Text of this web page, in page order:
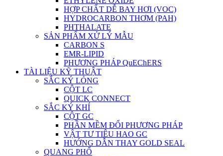
HỢP CHẤT DỄ BAY HƠI (VOC)
HYDROCARBON THƠM (PAH)
PHTHALATE
SẢN PHẨM XỬ LÝ MẪU
CARBON S
EMR-LIPID
PHƯƠNG PHÁP QuEChERS
TÀI LIỆU KỸ THUẬT
SẮC KÝ LỎNG
CỘT LC
QUICK CONNECT
SẮC KÝ KHÍ
CỘT GC
PHẦN MỀM ĐỔI PHƯƠNG PHÁP
VẬT TƯ TIÊU HAO GC
HƯỚNG DẪN THAY GOLD SEAL
QUANG PHỔ